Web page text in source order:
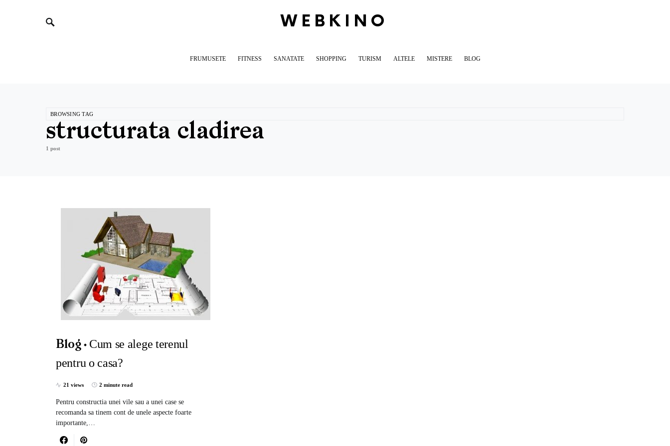
WEBKINO
FRUMUSETE FITNESS SANATATE SHOPPING TURISM ALTELE MISTERE BLOG
BROWSING TAG
structurata cladirea
1 post
Blog
Cum se alege terenul
pentru o casa?
21 views 2 minute read
Pentru constructia unei vile sau a unei case se
recomanda sa tinem cont de unele aspecte foarte
importante,…